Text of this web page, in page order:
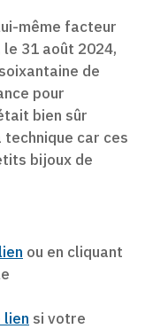
même facteur
le 31 août 2024,
de
pour
bien sûr
technique car ces
bijoux de
ou en cliquant
lien si votre